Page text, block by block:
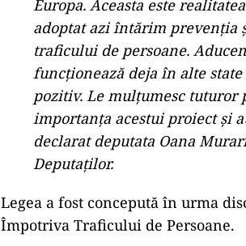
Europa. Aceasta este
adoptat azi întărim prevenția
traficului de persoane.
funcționează deja în alte
pozitiv. Le mulțumesc
importanța acestui proiect și
declarat deputata Oana
Deputaților.
Legea a fost concepută în urma
Împotriva Traficului de Persoane.